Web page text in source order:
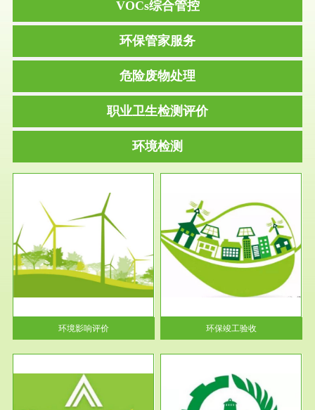
VOCs综合管控
环保管家服务
危险废物处理
职业卫生检测评价
环境检测
环境影响评价
服务范围
环保竣工验收
根据《建设项目环境保护管理条
例》第十七条 编制环境影响报
告书、...
环保竣工验收
服务范围